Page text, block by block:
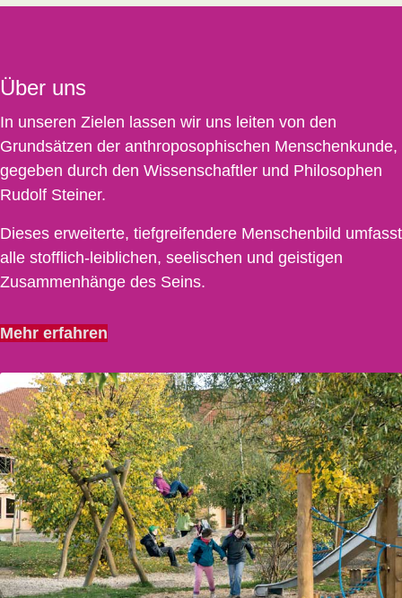
Über uns
In unseren Zielen lassen wir uns leiten von den
Grundsätzen der anthroposophischen Menschenkunde,
gegeben durch den Wissenschaftler und Philosophen
Rudolf Steiner.
Dieses erweiterte, tiefgreifendere Menschenbild umfasst
alle stofflich-leiblichen, seelischen und geistigen
Zusammenhänge des Seins.
Mehr erfahren